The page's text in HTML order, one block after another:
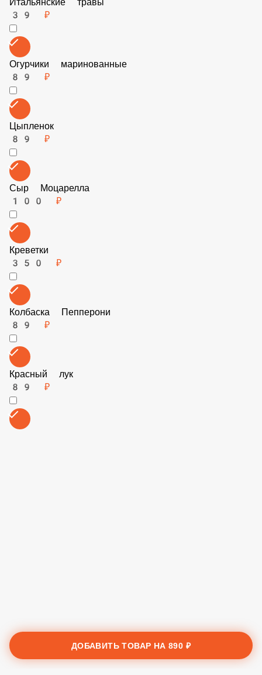
100 ₽
Ананасы
89 ₽
Итальянские травы
39 ₽
Огурчики маринованные
89 ₽
Цыпленок
100 ₽
Красный лук
ДОБАВИТЬ ТОВАР НА890 ₽